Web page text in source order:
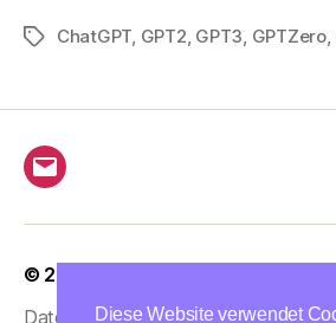
Schlagwörter
ChatGPT, GPT2, GPT3, GPTZero,
E-
© 2026
Datenschutzerklärung
Diese Website verwendet